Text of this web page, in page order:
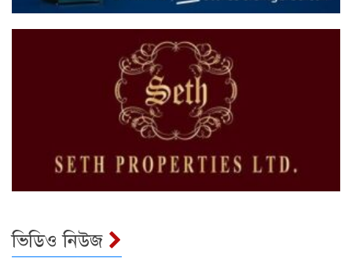
ভিডিও নিউজ